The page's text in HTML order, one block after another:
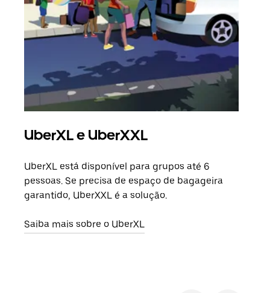
UberXL e UberXXL
UberXL está disponível para grupos até 6
pessoas. Se precisa de espaço de bagageira
garantido, UberXXL é a solução.
Saiba mais sobre o UberXL